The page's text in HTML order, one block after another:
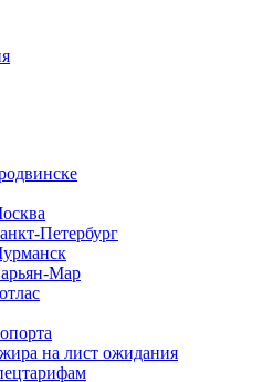
Петербург
Мар
на лист ожидания